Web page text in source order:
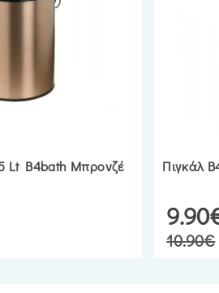
Lt B4bath Μπρονζέ
Πιγκάλ
10.90€